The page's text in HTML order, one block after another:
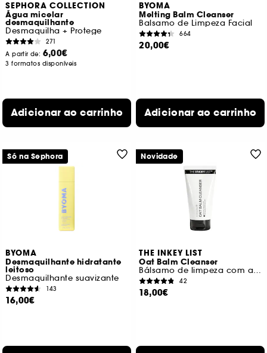
SEPHORA COLLECTION
Água micelar
desmaquilhante
Desmaquilha + Protege
271
A partir de: 6,00€
3 formatos disponíveis
Adicionar ao carrinho
BYOMA
Melting Balm Cleanser
Balsamo de Limpeza Facial
664
20,00€
Adicionar ao carrinho
BYOMA
Desmaquilhante hidratante
leitoso
Desmaquilhante suavizante
143
16,00€
Só na Sephora
THE INKEY LIST
Oat Balm Cleanser
Bálsamo de limpeza com aveia
42
18,00€
Novidade